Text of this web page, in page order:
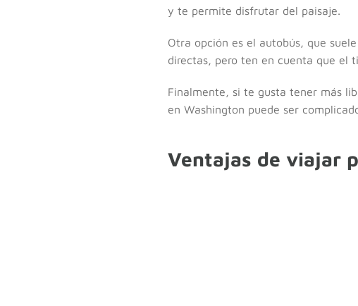
y te permite disfrutar del paisaje.
Otra opción es el autobús, que
directas, pero ten en cuenta que el
Finalmente, si te gusta tener más
en Washington puede ser
Ventajas de viajar